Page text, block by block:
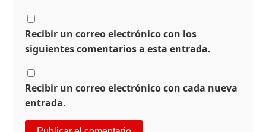
Recibir un correo electrónico con los
siguientes comentarios a esta entrada.
Recibir un correo electrónico con cada nueva
entrada.